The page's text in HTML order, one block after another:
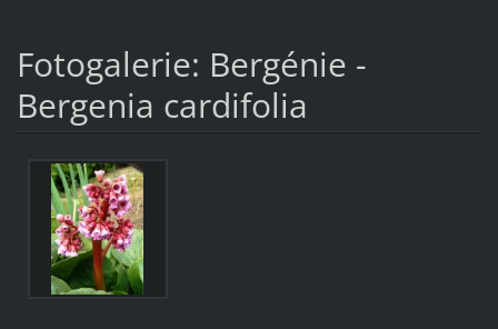
Fotogalerie: Bergénie -
Bergenia cardifolia